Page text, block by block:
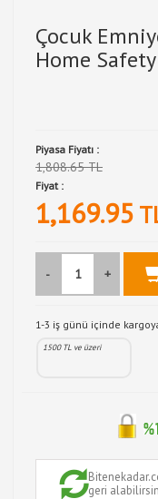
Çocuk
Home
Piyasa Fiyatı :
1,808.65 TL
Fiyat :
1,169.95
- +
1-3 iş günü içinde
1500 TL ve üzeri
geri